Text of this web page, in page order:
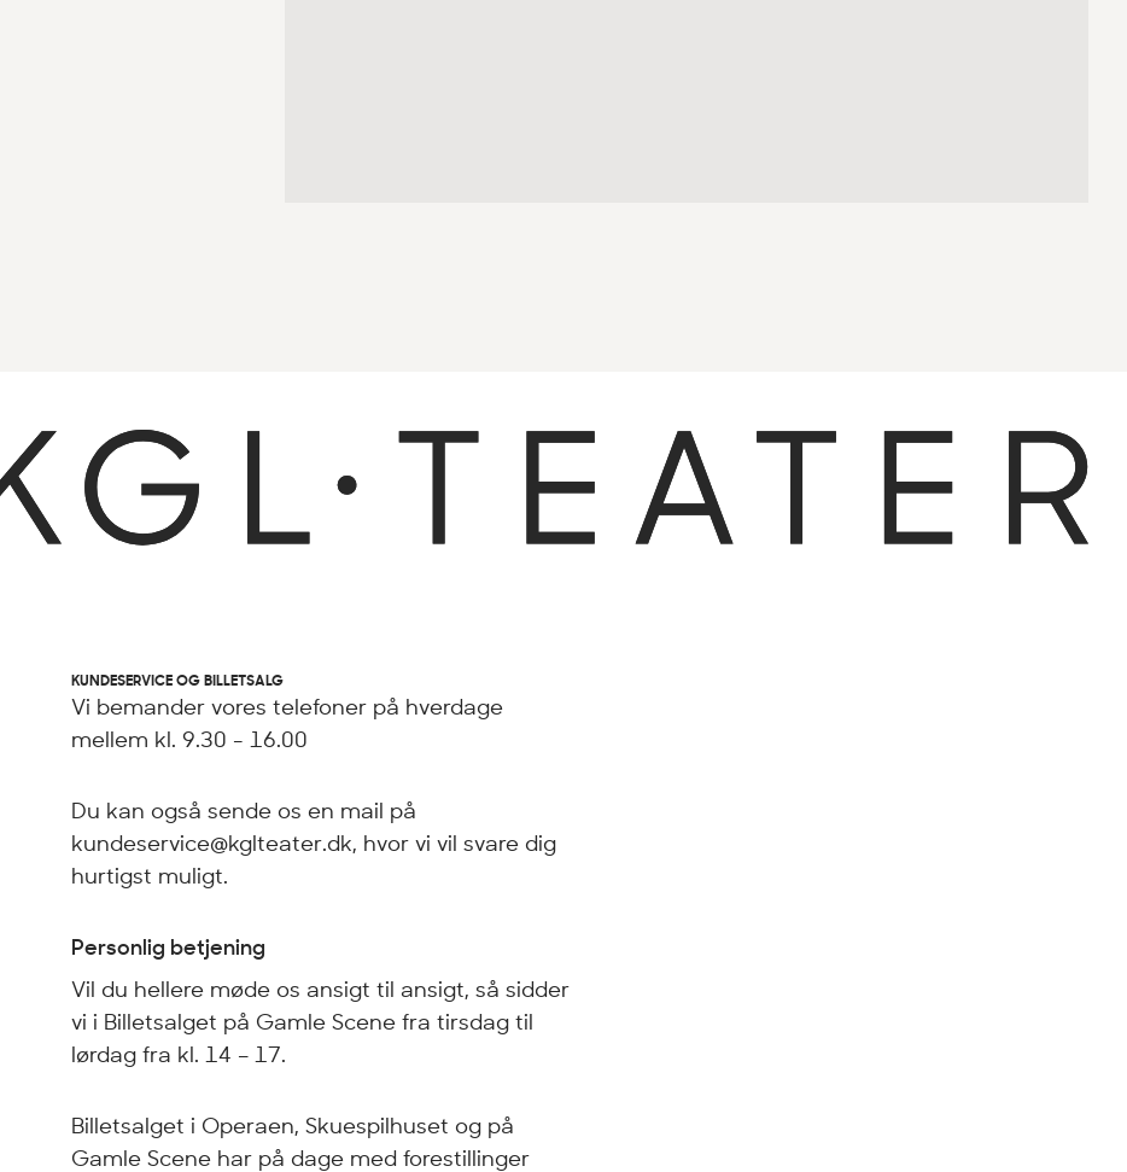
KUNDESERVICE OG BILLETSALG
Vi bemander vores telefoner på hverdage
mellem kl. 9.30 - 16.00
Du kan også sende os en mail på
kundeservice@kglteater.dk, hvor vi vil svare dig
hurtigst muligt.
Personlig betjening
Vil du hellere møde os ansigt til ansigt, så sidder
vi i Billetsalget på Gamle Scene fra tirsdag til
lørdag fra kl. 14 – 17.
Billetsalget i Operaen, Skuespilhuset og på
Gamle Scene har på dage med forestillinger